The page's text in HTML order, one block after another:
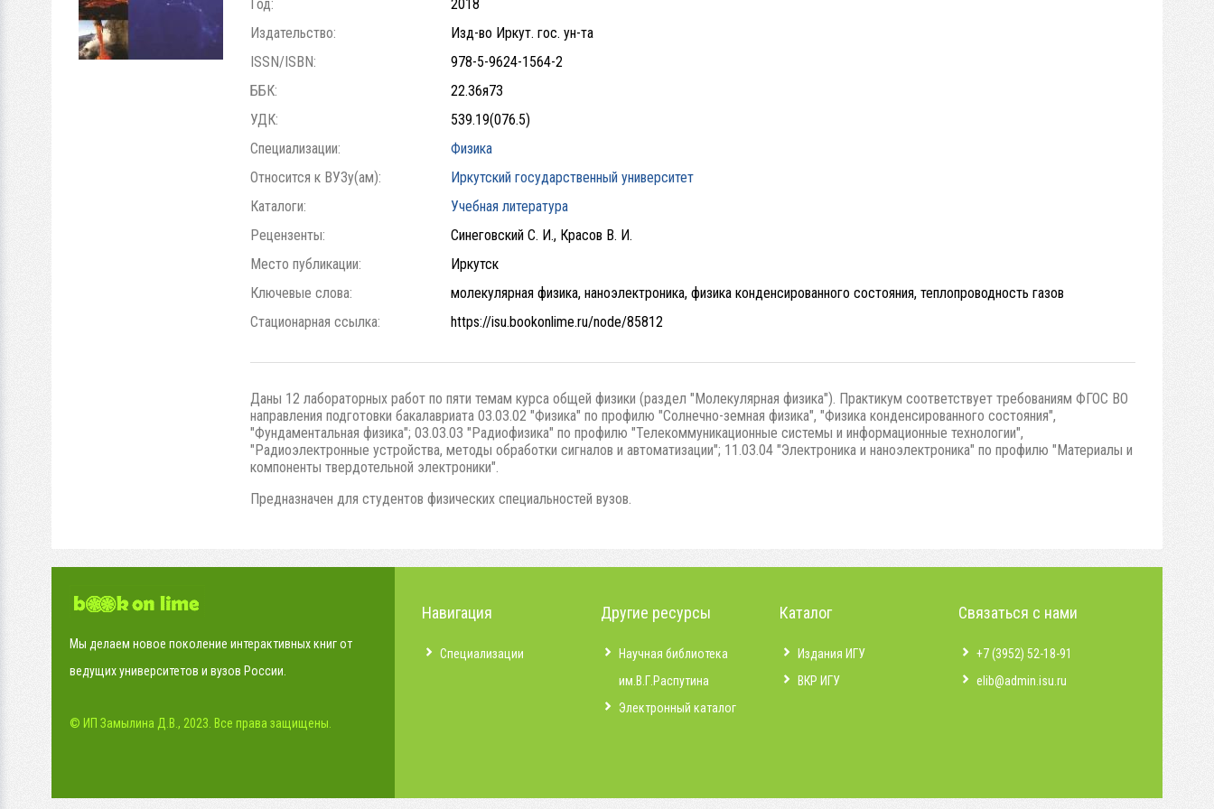
Год:
2018
Издательство:
Изд-во Иркут. гос. ун-та
ISSN/ISBN:
978-5-9624-1564-2
ББК:
22.36я73
УДК:
539.19(076.5)
Специализации:
Физика
Относится к ВУЗу(ам):
Иркутский государственный университет
Каталоги:
Учебная литература
Рецензенты:
Синеговский С. И., Красов В. И.
Место публикации:
Иркутск
Ключевые слова:
молекулярная физика, наноэлектроника, физика конденсированного состояния, теплопроводность газов
Стационарная ссылка:
https://isu.bookonlime.ru/node/85812
Даны 12 лабораторных работ по пяти темам курса общей физики (раздел "Молекулярная физика"). Практикум соответствует требованиям ФГОС ВО
направления подготовки бакалавриата 03.03.02 "Физика" по профилю "Солнечно-земная физика", "Физика конденсированного состояния",
"Фундаментальная физика"; 03.03.03 "Радиофизика" по профилю "Телекоммуникационные системы и информационные технологии",
"Радиоэлектронные устройства, методы обработки сигналов и автоматизации"; 11.03.04 "Электроника и наноэлектроника" по профилю "Материалы и
компоненты твердотельной электроники".
Предназначен для студентов физических специальностей вузов.
Мы делаем новое поколение интерактивных книг от
ведущих университетов и вузов России.
© ИП Замылина Д.В., 2023. Все права защищены.
Навигация
Специализации
Другие ресурсы
Научная библиотека
им.В.Г.Распутина
Электронный каталог
Каталог
Издания ИГУ
ВКР ИГУ
Связаться с нами
+7 (3952) 52-18-91
elib@admin.isu.ru